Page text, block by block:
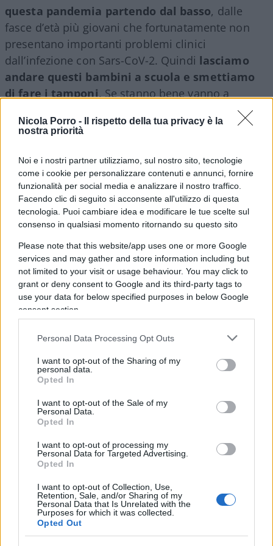
Nicola Porro -
Il rispetto della tua privacy è la
nostra priorità
Noi e i nostri partner utilizziamo, sul nostro sito, tecnologie
come i cookie per personalizzare contenuti e annunci, fornire
funzionalità per social media e analizzare il nostro traffico.
Facendo clic di seguito si acconsente all'utilizzo di questa
tecnologia. Puoi cambiare idea e modificare le tue scelte sul
consenso in qualsiasi momento ritornando su questo sito
Please note that this website/app uses one or more Google
services and may gather and store information including but
not limited to your visit or usage behaviour. You may click to
grant or deny consent to Google and its third-party tags to
use your data for below specified purposes in below Google
consent section.
Personal Data Processing Opt Outs
I want to opt-out of the Sharing of my
personal data.
Opted In
I want to opt-out of the Sale of my
Personal Data.
Opted In
I want to opt-out of processing my
Personal Data for Targeted Advertising.
Opted In
I want to opt-out of Collection, Use,
Retention, Sale, and/or Sharing of my
Personal Data that Is Unrelated with the
Purposes for which it was collected.
Opted Out
questa pandemia partendo dal basso, dalle
fasce d’età più giovani che fortunatamente non
presentano importanti problemi clinici
dall’infezione con Sars-CoV-2. Quindi lasciamo
andare questi bambini a scuola e smettiamo
di fare i tamponi. Se stanno bene vanno a
scuola, se stanno male il pediatra di famiglia
deciderà se è opportuno fare il test per verificare
perché altrimenti è meglio che chiudiamo. Perché
è quello che succede. Per le famiglie è un
rompicapo che mi sembra non abbia alcun senso
continuare”. Questo il ragionevole messaggio di
Zuccotti. Messaggio che, per l’estrema sordità che
chi si trova al vertice del Paese ha dimostrato nei
confronti di simili appelli, rischia di essere meno
fortunato di una missiva affidata alla classica
bottiglia gettata in mare.
Regione
D’altronde anche alla maggioranza dei presidenti
dell’assurda quarantena per gli asintomatici, il
governo centrale ha opposto un reciso diniego,
malgrado la situazione sempre più esplosiva che
l’insensata caccia ai contagi sta creando, con
milioni di cittadini, quasi tutti senza sintomi,
costretti ad un riposo forzato, se così vogliamo
definirlo.
#BAMBINI #CORONAVIRUS #COVID